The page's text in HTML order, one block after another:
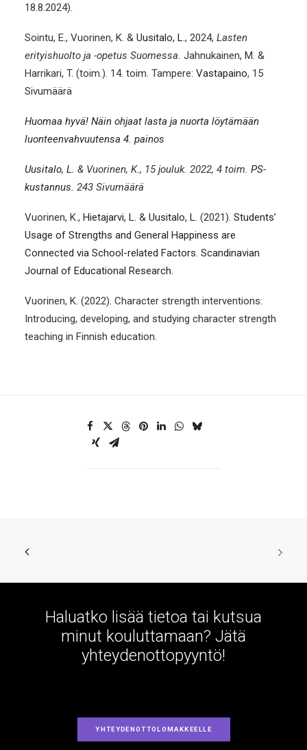
18.8.2024).
Sointu, E., Vuorinen, K. & Uusitalo, L., 2024, Lasten
erityishuolto ja -opetus Suomessa. Jahnukainen, M. &
Harrikari, T. (toim.). 14. toim. Tampere: Vastapaino, 15
Sivumäärä
Huomaa hyvä! Näin ohjaat lasta ja nuorta löytämään
luonteenvahvuutensa 4. painos
Uusitalo, L. & Vuorinen, K., 15 jouluk. 2022, 4 toim. PS-
kustannus. 243 Sivumäärä
Vuorinen, K., Hietajarvi, L. & Uusitalo, L. (2021). Students’
Usage of Strengths and General Happiness are
Connected via School-related Factors. Scandinavian
Journal of Educational Research.
Vuorinen, K. (2022). Character strength interventions:
Introducing, developing, and studying character strength
teaching in Finnish education.
Haluatko lisää tietoa tai kutsua
minut kouluttamaan? Jätä
yhteydenottopyyntö!
YHTEYDENOTTOLOMAKKEELLE